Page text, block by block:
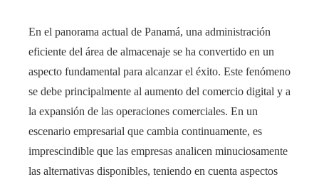
En el panorama actual de Panamá, una administración
eficiente del área de almacenaje se ha convertido en un
aspecto fundamental para alcanzar el éxito. Este fenómeno
se debe principalmente al aumento del comercio digital y a
la expansión de las operaciones comerciales. En un
escenario empresarial que cambia continuamente, es
imprescindible que las empresas analicen minuciosamente
las alternativas disponibles, teniendo en cuenta aspectos